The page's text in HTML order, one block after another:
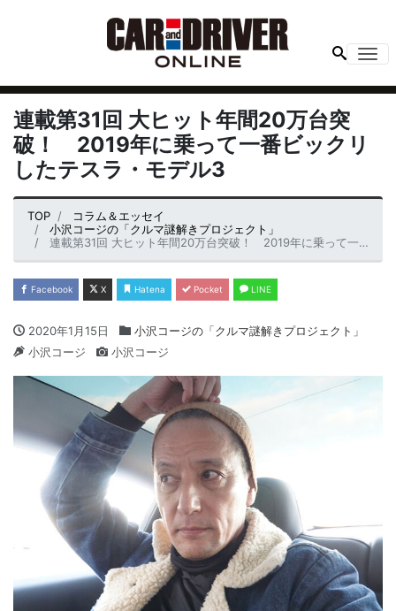
連載第31回 大ヒット年間20万台突
破！ 2019年に乗って一番ビックリ
したテスラ・モデル3
TOP
コラム＆エッセイ
小沢コージの「クルマ謎解きプロジェクト」
連載第31回 大ヒット年間20万台突破！ 2019年に乗って一番ビックリしたテスラ・モデル3
Facebook X Hatena Pocket LINE
2020年1月15日
小沢コージの「クルマ謎解きプロジェクト」
小沢コージ
小沢コージ